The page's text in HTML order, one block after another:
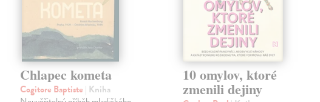
Chlapec kometa
Cogitore Baptiste | Kniha
10 omylov, ktoré
zmenili dejiny